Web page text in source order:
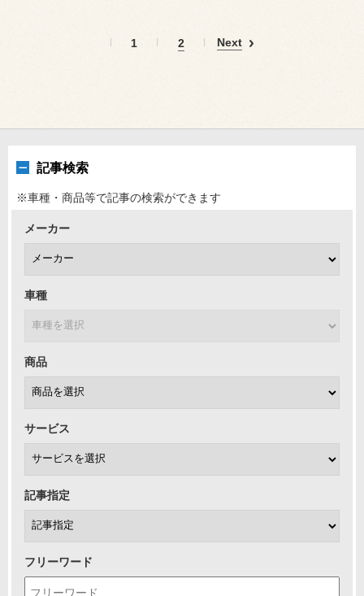
1 2 Next
記事検索
※車種・商品等で記事の検索ができます
メーカー
車種
商品
サービス
記事指定
フリーワード